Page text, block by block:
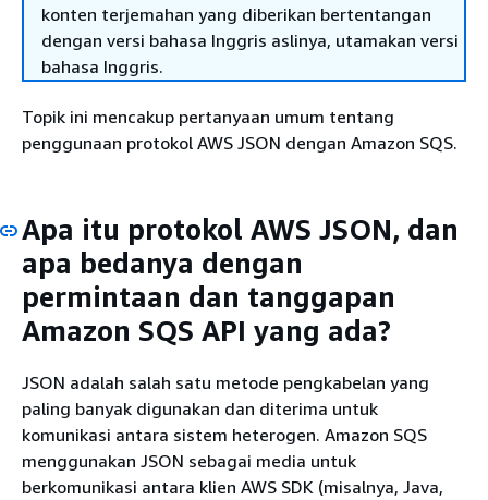
konten terjemahan yang diberikan bertentangan
dengan versi bahasa Inggris aslinya, utamakan versi
bahasa Inggris.
Topik ini mencakup pertanyaan umum tentang
penggunaan protokol AWS JSON dengan Amazon SQS.
Apa itu protokol AWS JSON, dan
apa bedanya dengan
permintaan dan tanggapan
Amazon SQS API yang ada?
JSON adalah salah satu metode pengkabelan yang
paling banyak digunakan dan diterima untuk
komunikasi antara sistem heterogen. Amazon SQS
menggunakan JSON sebagai media untuk
berkomunikasi antara klien AWS SDK (misalnya, Java,